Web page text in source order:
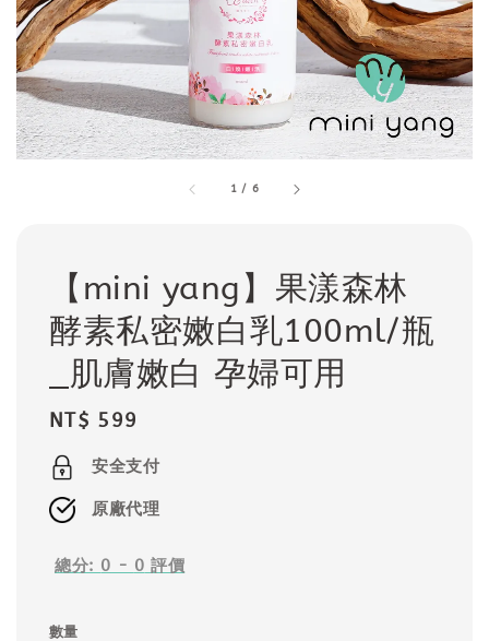
1 / 6
【mini yang】果漾森林
酵素私密嫩白乳100ml/瓶
_肌膚嫩白 孕婦可用
Regular
price
NT$ 599
安全支付
原廠代理
總分: 0 - 0 評價
數量